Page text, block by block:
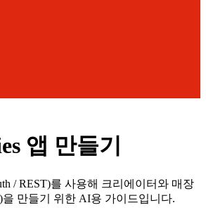
앱 만들기
/ REST)를 사용해 크리에이터와 매장
만들기 위한 AI용 가이드입니다.